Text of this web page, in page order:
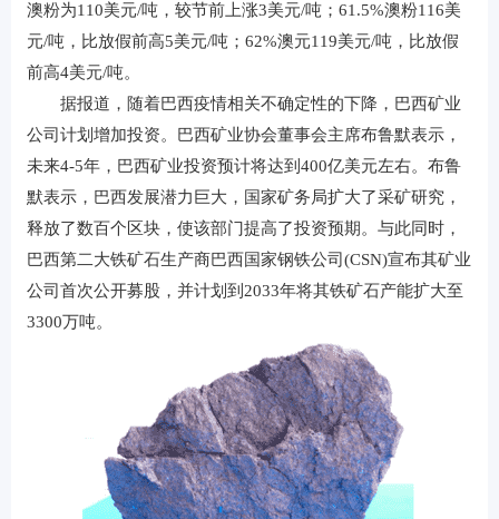
澳粉为110美元/吨，较节前上涨3美元/吨；61.5%澳粉116美
元/吨，比放假前高5美元/吨；62%澳元119美元/吨，比放假
前高4美元/吨。
据报道，随着巴西疫情相关不确定性的下降，巴西矿业
公司计划增加投资。巴西矿业协会董事会主席布鲁默表示，
未来4-5年，巴西矿业投资预计将达到400亿美元左右。布鲁
默表示，巴西发展潜力巨大，国家矿务局扩大了采矿研究，
释放了数百个区块，使该部门提高了投资预期。与此同时，
巴西第二大铁矿石生产商巴西国家钢铁公司(CSN)宣布其矿业
公司首次公开募股，并计划到2033年将其铁矿石产能扩大至
3300万吨。